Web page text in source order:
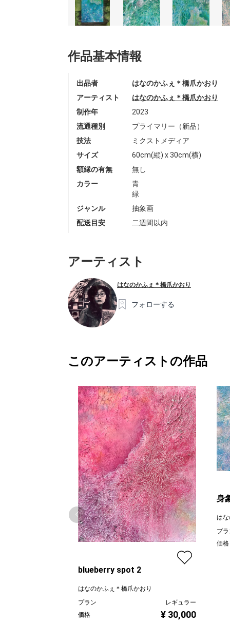
作品基本情報
出品者
はなのかふぇ＊橋爪かおり
アーティスト
はなのかふぇ＊橋爪かおり
制作年
2023
流通種別
プライマリー（新品）
技法
ミクストメディア
サイズ
60cm(縦) x 30cm(横)
額縁の有無
無し
カラー
青
緑
ジャンル
抽象画
配送目安
二週間以内
アーティスト
はなのかふぇ＊橋爪かおり
フォローする
このアーティストの作品
blueberry spot 2
はなのかふぇ＊橋爪かおり
プラン
レギュラー
価格
¥ 30,000
身
は
プ
価格